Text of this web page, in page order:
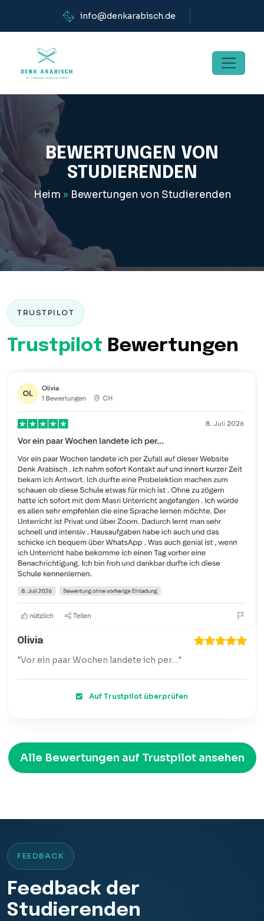
info@denkarabisch.de
BEWERTUNGEN VON
STUDIERENDEN
Heim » Bewertungen von Studierenden
TRUSTPILOT
Trustpilot Bewertungen
Olivia
"Vor ein paar Wochen landete ich per…"
Auf Trustpilot überprüfen
Alle Bewertungen auf Trustpilot ansehen
FEEDBACK
Feedback der
Studierenden